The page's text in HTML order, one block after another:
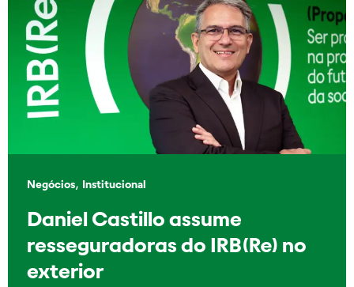
Negócios, Institucional
Daniel Castillo assume
resseguradoras do IRB(Re) no
exterior